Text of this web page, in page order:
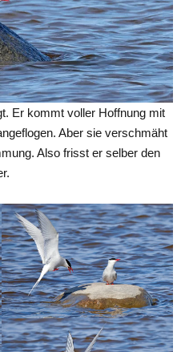
Er kommt voller Hoffnung mit
Aber sie verschmäht
Also frisst er selber den